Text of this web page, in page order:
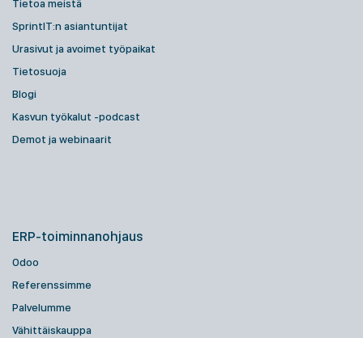
Tietoa meistä
SprintIT:n asiantuntijat
Urasivut ja avoimet työpaikat
Tietosuoja
Blogi
Kasvun työkalut -podcast
Demot ja webinaarit
ERP-toiminnanohjaus
Odoo
Referenssimme
Palvelumme
Vähittäiskauppa